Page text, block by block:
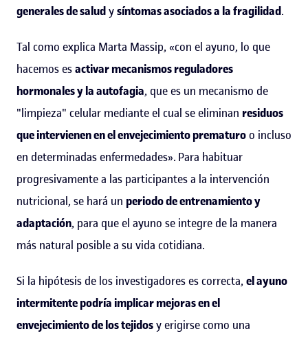
generales de saludysíntomas asociados a la fragilidad.
Tal como explica Marta Massip, «con el ayuno, lo que
hacemos esactivar mecanismos reguladores
hormonales y la autofagia, que es un mecanismo de
"limpieza" celular mediante el cual se eliminan residuos
que intervienen en el envejecimiento prematuroo incluso
en determinadas enfermedades». Para habituar
progresivamente a las participantes a la intervención
nutricional, se hará un periodo de entrenamiento y
adaptación, para que el ayuno se integre de la manera
más natural posible a su vida cotidiana.
Si la hipótesis de los investigadores es correcta, el ayuno
intermitente podría implicar mejoras en el
envejecimiento de los tejidosy erigirse como una